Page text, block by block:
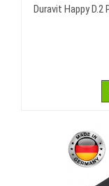
Duravit Happy D.2